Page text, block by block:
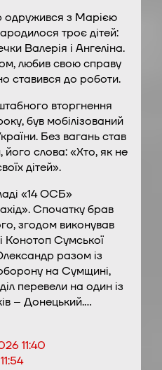
одружився з Марією
троє дітей:
Валерія і Ангеліна.
любив свою справу
ставився до роботи.
вторгнення
був мобілізований
Без вагань став
його слова: «Хто, як не
дітей».
«14 ОСБ»
Спочатку брав
згодом виконував
Конотоп Сумської
разом із
на Сумщині,
перевели на один із
– Донецький.…
11:40